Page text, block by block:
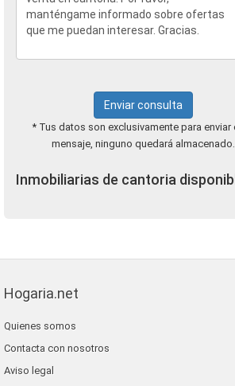
Enviar consulta
* Tus datos son exclusivamente para enviar
mensaje, ninguno quedará almacenado.
Inmobiliarias de cantoria
Hogaria.net
Quienes somos
Contacta con nosotros
Aviso legal